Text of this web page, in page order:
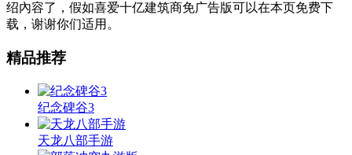
绍內容了，假如喜爱十亿建筑商免广告版可以在本页免费下
载，谢谢你们适用。
精品推荐
纪念碑谷3
天龙八部手游